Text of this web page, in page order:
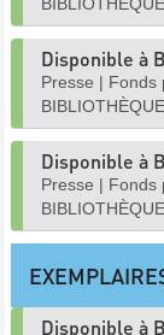
Disponible à
Presse | Fonds
Disponible à
Presse | Fonds
Disponible à